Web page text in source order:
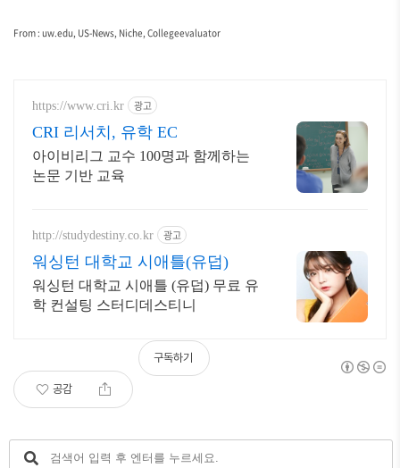
From : uw.edu, US-News, Niche, Collegeevaluator
https://www.cri.kr 광고
CRI 리서치, 유학 EC
아이비리그 교수 100명과 함께하는
논문 기반 교육
http://studydestiny.co.kr 광고
워싱턴 대학교 시애틀(유덥)
워싱턴 대학교 시애틀 (유덥) 무료 유
학 컨설팅 스터디데스티니
공감
구독하기